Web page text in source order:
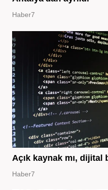
Haber7
Açık kaynak mı, dijital
Haber7